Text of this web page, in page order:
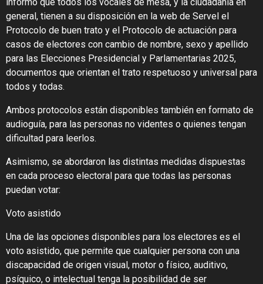
informó que todos los vocales de mesa, y la ciudadanía en
general, tienen a su disposición en la web de Servel el
Protocolo de buen trato y el Protocolo de actuación para
casos de electores con cambio de nombre, sexo y apellido
para las Elecciones Presidencial y Parlamentarias 2025,
documentos que orientan el trato respetuoso y universal para
todos y todas.
Ambos protocolos están disponibles también en formato de
audioguía, para las personas no videntes o quienes tengan
dificultad para leerlos.
Asimismo, se abordaron las distintas medidas dispuestas
en cada proceso electoral para que todas las personas
puedan votar:
Voto asistido
Una de las opciones disponibles para los electores es el
voto asistido, que permite que cualquier persona con una
discapacidad de origen visual, motor o físico, auditivo,
psíquico, o intelectual tenga la posibilidad de ser